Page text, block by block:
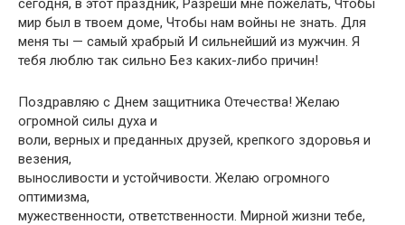
сегодня, в этот праздник, Разреши мне пожелать, Чтобы
мир был в твоем доме, Чтобы нам войны не знать. Для
меня ты — самый храбрый И сильнейший из мужчин. Я
тебя люблю так сильно Без каких-либо причин!
Поздравляю с Днем защитника Отечества! Желаю
огромной силы духа и
воли, верных и преданных друзей, крепкого здоровья и
везения,
выносливости и устойчивости. Желаю огромного
оптимизма,
мужественности, ответственности. Мирной жизни тебе,